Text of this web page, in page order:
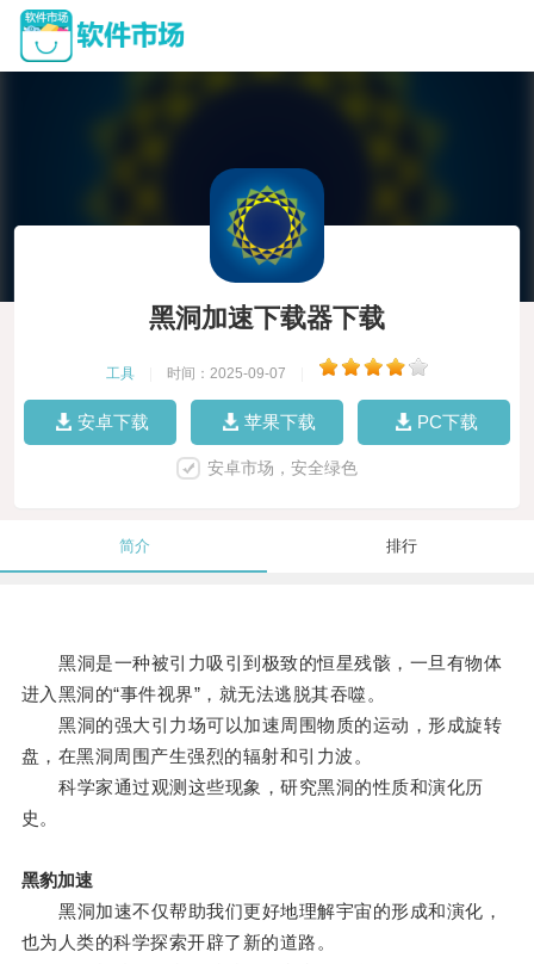
黑洞加速下载器下载
工具 时间：2025-09-07
安卓下载 苹果下载 PC下载
安卓市场，安全绿色
简介 排行
黑洞是一种被引力吸引到极致的恒星残骸，一旦有物体
进入黑洞的“事件视界”，就无法逃脱其吞噬。
黑洞的强大引力场可以加速周围物质的运动，形成旋转
盘，在黑洞周围产生强烈的辐射和引力波。
科学家通过观测这些现象，研究黑洞的性质和演化历
史。
黑豹加速
黑洞加速不仅帮助我们更好地理解宇宙的形成和演化，
也为人类的科学探索开辟了新的道路。